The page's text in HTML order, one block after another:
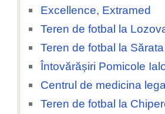
Excellence, Extramed
Teren de fotbal la
Teren de fotbal la
Întovărășiri Pomicole
Centrul de medicina
Teren de fotbal la